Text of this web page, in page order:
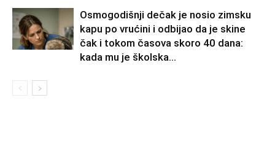
Osmogodišnji dečak je nosio zimsku
kapu po vrućini i odbijao da je skine
čak i tokom časova skoro 40 dana:
kada mu je školska...